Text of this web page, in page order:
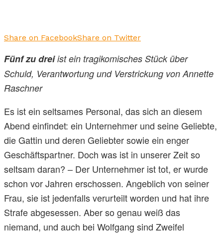
Share on FacebookShare on Twitter
Fünf zu dreiist ein tragikomisches Stück über
Schuld, Verantwortung und Verstrickung von Annette
Raschner
Es ist ein seltsames Personal, das sich an diesem
Abend einfindet: ein Unternehmer und seine Geliebte,
die Gattin und deren Geliebter sowie ein enger
Geschäftspartner. Doch was ist in unserer Zeit so
seltsam daran? – Der Unternehmer ist tot, er wurde
schon vor Jahren erschossen. Angeblich von seiner
Frau, sie ist jedenfalls verurteilt worden und hat ihre
Strafe abgesessen. Aber so genau weiß das
niemand, und auch bei Wolfgang sind Zweifel